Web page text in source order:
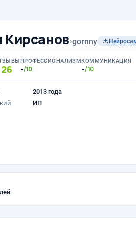
Кирсанов›gornny
26
ПРОФЕССИОНАЛИЗМ
-/10
КОММУНИКАЦИЯ
-/10
2013 года
ИП